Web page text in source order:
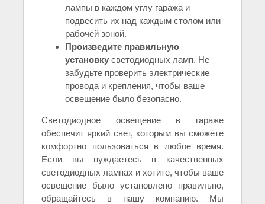
лампы в каждом углу гаража и
подвесить их над каждым столом или
рабочей зоной.
Произведите правильную
установку светодиодных ламп. Не
забудьте проверить электрические
провода и крепления, чтобы ваше
освещение было безопасно.
Светодиодное освещение в гараже
обеспечит яркий свет, которым вы сможете
комфортно пользоваться в любое время.
Если вы нуждаетесь в качественных
светодиодных лампах и хотите, чтобы ваше
освещение было установлено правильно,
обращайтесь в нашу компанию. Мы